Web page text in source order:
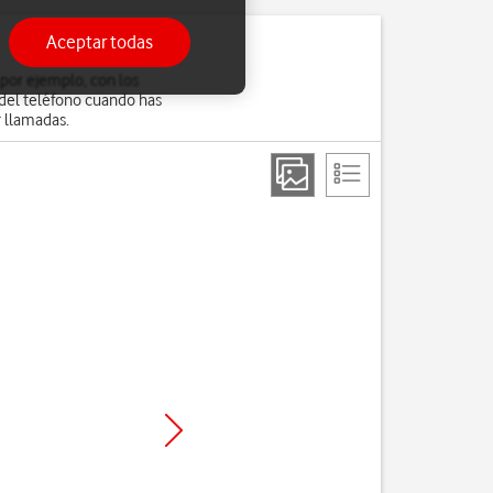
teléfono cuando has
llamadas.
Aceptar todas